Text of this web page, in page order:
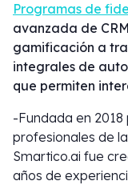
Programas de
avanzada de
gamificación a
integrales de
que permiten
-Fundada en
profesionales de
Smartico.ai fue
años de